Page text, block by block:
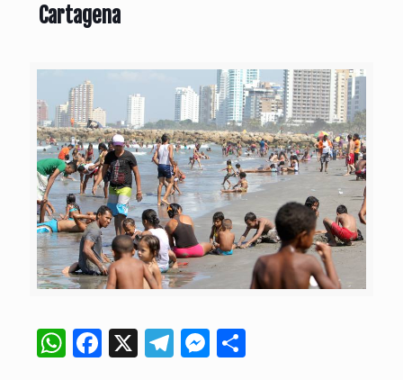
Cartagena
WhatsApp
Facebook
X Telegram
Messenger